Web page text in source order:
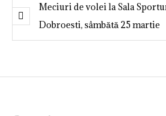
Meciuri de volei la Sala
Dobroesti, sâmbătă 25 martie